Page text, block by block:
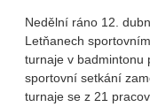
Nedělní ráno 12.
Letňanech
turnaje v badmintonu
sportovní setkání
turnaje se z 21